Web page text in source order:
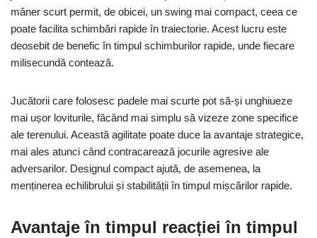
mâner scurt permit, de obicei, un swing mai compact, ceea ce
poate facilita schimbări rapide în traiectorie. Acest lucru este
deosebit de benefic în timpul schimburilor rapide, unde fiecare
milisecundă contează.
Jucătorii care folosesc padele mai scurte pot să-și unghiueze
mai ușor loviturile, făcând mai simplu să vizeze zone specifice
ale terenului. Această agilitate poate duce la avantaje strategice,
mai ales atunci când contracarează jocurile agresive ale
adversarilor. Designul compact ajută, de asemenea, la
menținerea echilibrului și stabilității în timpul mișcărilor rapide.
Avantaje în timpul reacției în timpul